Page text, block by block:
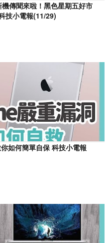
傳聞來啦！黑色星期五好市
技小電報(11/29)
如何簡單自保 科技小電報